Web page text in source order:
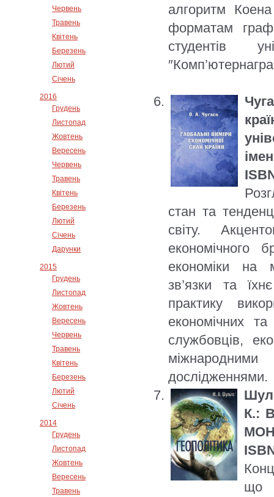
Червень
Травень
Квітень
Березень
Лютий
Січень
2016
Грудень
Листопад
Жовтень
Вересень
Червень
Травень
Квітень
Березень
Лютий
Січень
Дарунки
2015
Грудень
Листопад
Жовтень
Вересень
Червень
Травень
Квітень
Березень
Лютий
Січень
2014
Грудень
Листопад
Жовтень
Вересень
Травень
алгоритм
форматам
студентів
стан та
світу.
економічного
економіки на
зв’язки та
практику
економічних
службовців,
дослідженнями.
К.:
МОН
що